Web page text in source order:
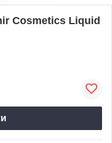
Cosmetics Liquid